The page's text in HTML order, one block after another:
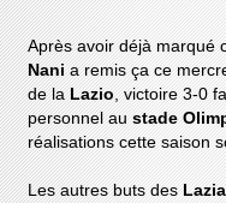
Après avoir déjà marqué
Nania remis ça ce
de laLazio , victoire 3-0
personnel austade
réalisations cette saison
Les autres buts des